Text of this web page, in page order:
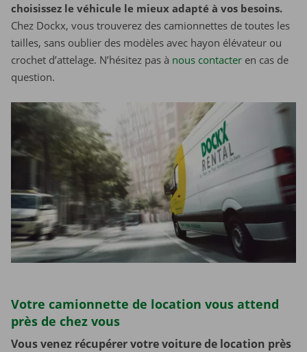
choisissez le véhicule le mieux adapté à vos besoins.
Chez Dockx, vous trouverez des camionnettes de toutes les
tailles, sans oublier des modèles avec hayon élévateur ou
crochet d’attelage. N’hésitez pas à nous contacter ​​​​​​​ en cas de
question.
Votre camionnette de location vous attend
près de chez vous
Vous venez récupérer votre voiture de location près